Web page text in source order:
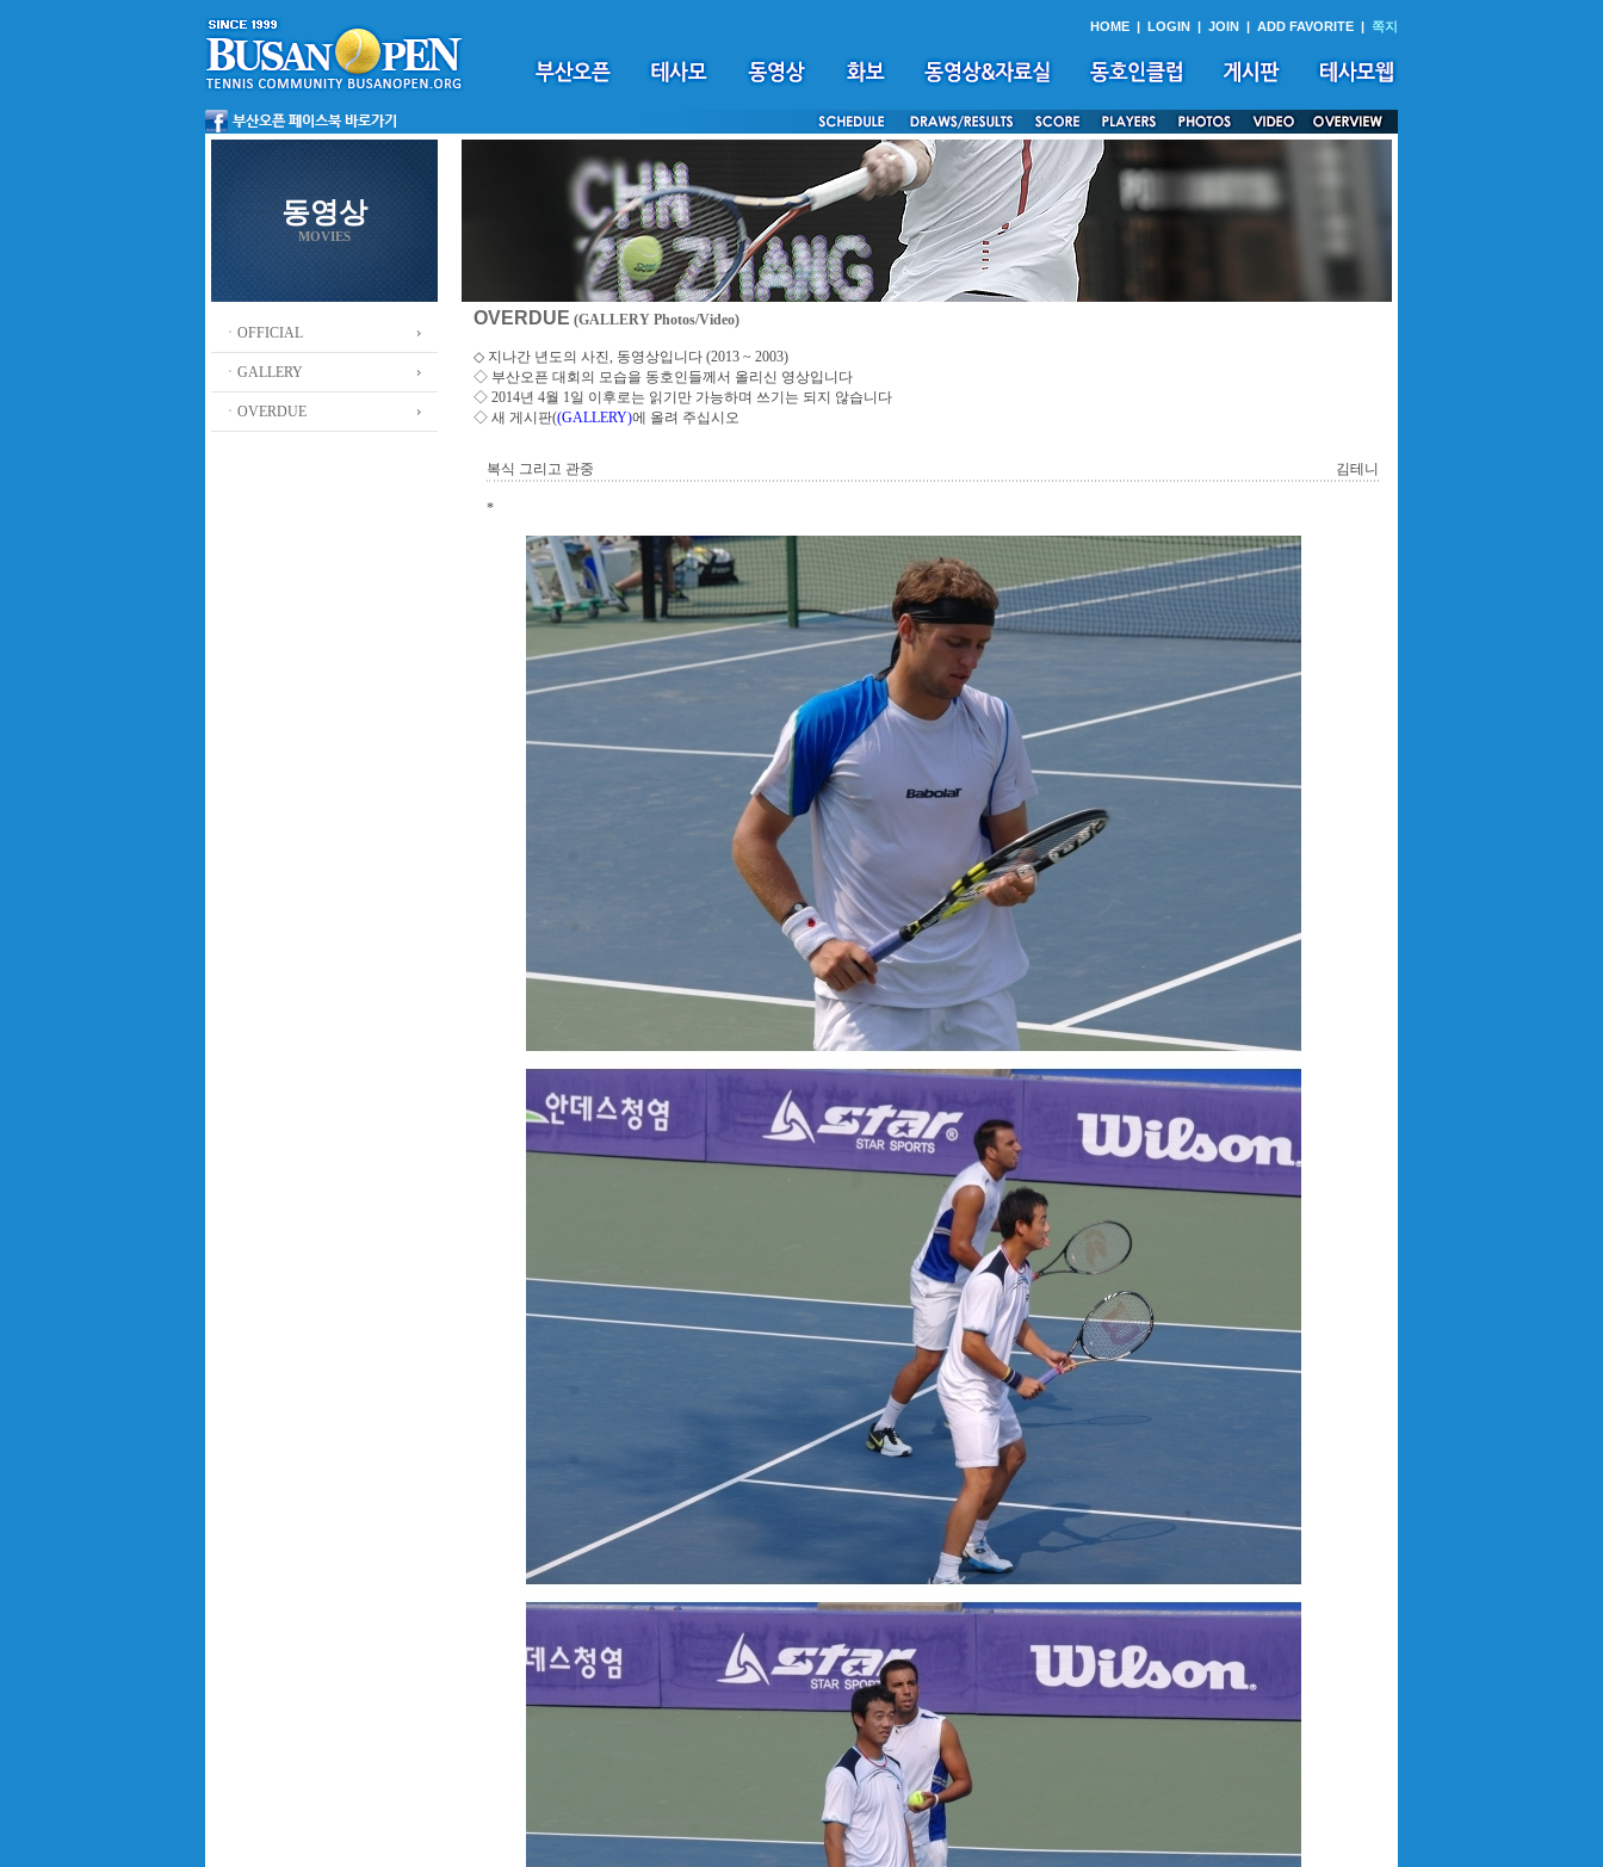
HOME | LOGIN | JOIN | ADD FAVORITE | 쪽지
동영상
MOVIES
ㆍOFFICIAL
ㆍGALLERY
ㆍOVERDUE
OVERDUE (GALLERY Photos/Video)
◇ 지나간 년도의 사진, 동영상입니다 (2013 ~ 2003)
◇ 부산오픈 대회의 모습을 동호인들께서 올리신 영상입니다
◇ 2014년 4월 1일 이후로는 읽기만 가능하며 쓰기는 되지 않습니다
◇ 새 게시판((GALLERY)에 올려 주십시오
복식 그리고 관중 김테니
*